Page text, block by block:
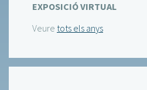
EXPOSICIÓ VIRTUAL
Veure tots els anys